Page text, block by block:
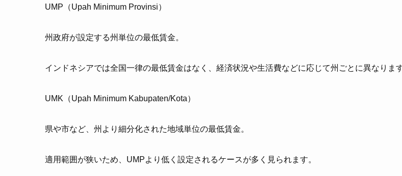
UMP（Upah Minimum Provinsi）
州政府が設定する州単位の最低賃金。
インドネシアでは全国一律の最低賃金はなく、経済状況や生活費などに応じて州ごとに異なります
UMK（Upah Minimum Kabupaten/Kota）
県や市など、州より細分化された地域単位の最低賃金。
適用範囲が狭いため、UMPより低く設定されるケースが多く見られます。